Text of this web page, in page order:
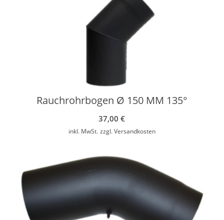
Rauchrohrbogen Ø 150 MM 135°
37,00€
inkl. MwSt. zzgl.Versandkosten